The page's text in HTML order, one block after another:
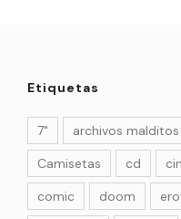
Etiquetas
7" archivos malditos
Camisetas
cd
comic
doom